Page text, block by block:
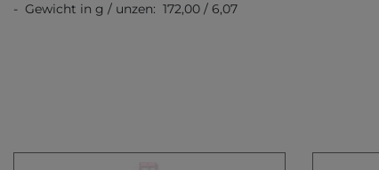
- Gewicht in g / unzen: 172,00 / 6,07